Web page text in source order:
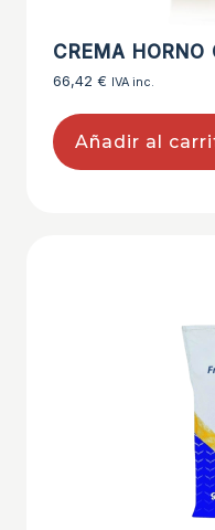
CREMA
66,42 € IVA inc.
Añadir al